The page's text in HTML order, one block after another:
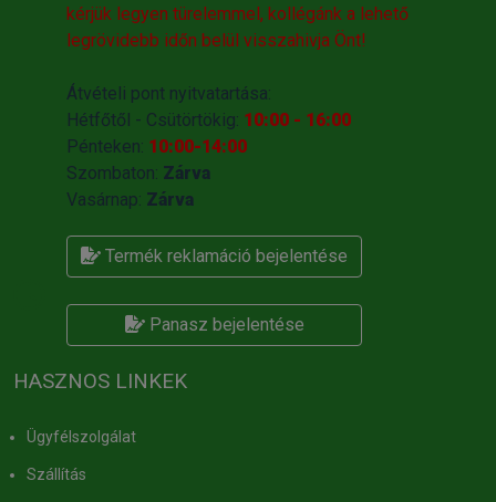
kérjük legyen türelemmel, kollégánk a lehető
legrövidebb időn belül visszahivja Önt!
Átvételi pont nyitvatartása:
Hétfőtől - Csütörtökig: 10:00 - 16:00
Pénteken: 10:00-14:00
Szombaton: Zárva
Vasárnap: Zárva
Termék reklamáció bejelentése
Panasz bejelentése
HASZNOS LINKEK
Ügyfélszolgálat
Szállítás